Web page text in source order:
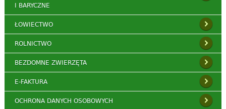
I BARYCZNE
ŁOWIECTWO
ROLNICTWO
BEZDOMNE ZWIERZĘTA
E-FAKTURA
OCHRONA DANYCH OSOBOWYCH